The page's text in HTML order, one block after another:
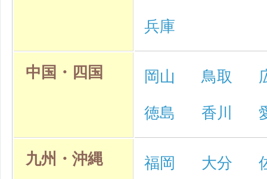
兵庫
中国・四国 岡山 鳥取
徳島 香川
九州・沖縄 福岡 大分